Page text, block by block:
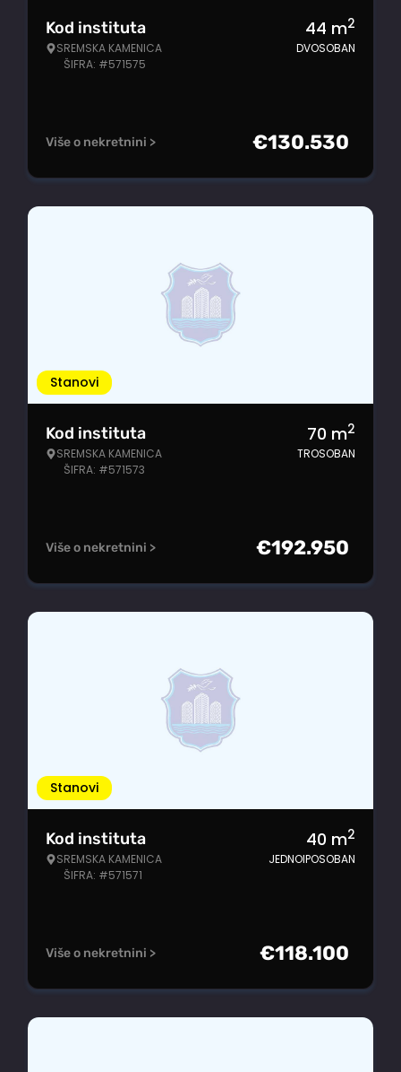
Kod instituta
SREMSKA KAMENICA
ŠIFRA: #571575
44 m2
DVOSOBAN
Više o nekretnini > €130.530
Stanovi
Kod instituta
SREMSKA KAMENICA
ŠIFRA: #571573
70 m2
TROSOBAN
Više o nekretnini > €192.950
Stanovi
Kod instituta
SREMSKA KAMENICA
ŠIFRA: #571571
40 m2
JEDNOIPOSOBAN
Više o nekretnini > €118.100